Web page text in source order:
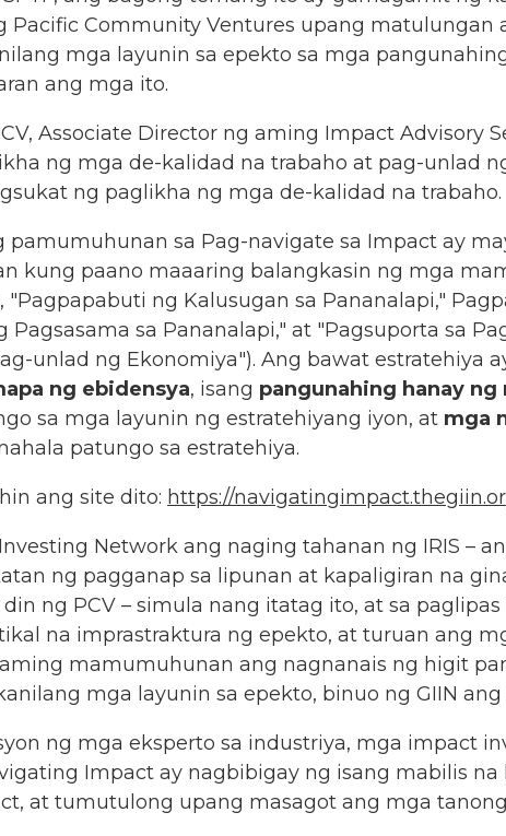
Pacific Community Ventures upang
mga layunin sa epekto sa mga
ang mga ito.
Associate Director ng aming Impact Advisory
ng mga de-kalidad na trabaho at pag-unlad
ng paglikha ng mga de-kalidad na trabaho.
sa Pag-navigate sa Impact ay
kung paano maaaring balangkasin ng mga
ng Kalusugan sa Pananalapi,"
Pagsasama sa Pananalapi," at "Pagsuporta sa
unlad ng Ekonomiya"). Ang bawat estratehiya
ng ebidensya, isang pangunahing hanay ng
sa mga layunin ng estratehiyang iyon, at mga
patungo sa estratehiya.
ang site dito: https://
Network ang naging tahanan ng IRIS –
ng pagganap sa lipunan at kapaligiran na
ng PCV – simula nang itatag ito, at sa
na imprastraktura ng epekto, at turuan ang
mamumuhunan ang nagnanais ng higit
mga layunin sa epekto, binuo ng GIIN
ng mga eksperto sa industriya, mga impact
Impact ay nagbibigay ng isang mabilis
at tumutulong upang masagot ang mga